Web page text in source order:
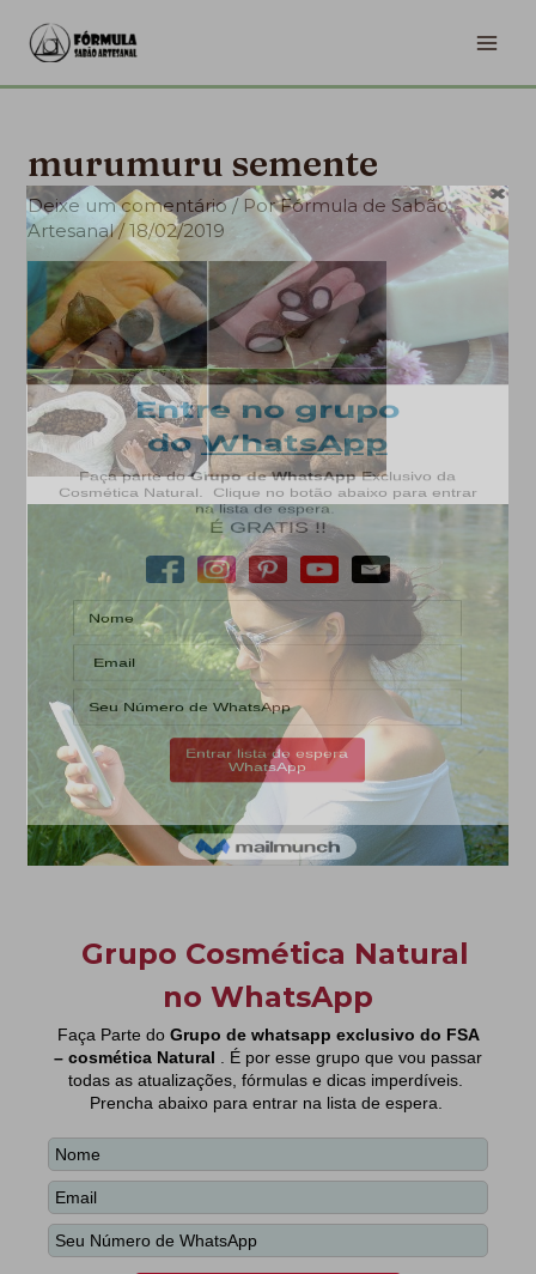
para
o
murumuru semente
Deixe um comentário / PorFórmula de Sabão
Artesanal/18/02/2019